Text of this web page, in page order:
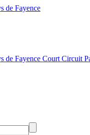
Court Circuit